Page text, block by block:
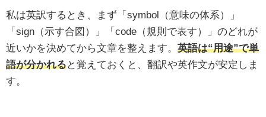
私は英訳するとき、まず「symbol（意味の体系）」
「sign（示す合図）」「code（規則で表す）」のどれが
近いかを決めてから文章を整えます。 英語は“用途”で単
語が分かれると覚えておくと、翻訳や英作文が安定しま
す。